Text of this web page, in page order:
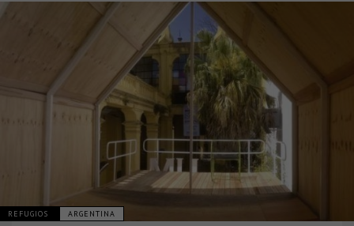
REFUGIOS ARGENTINA